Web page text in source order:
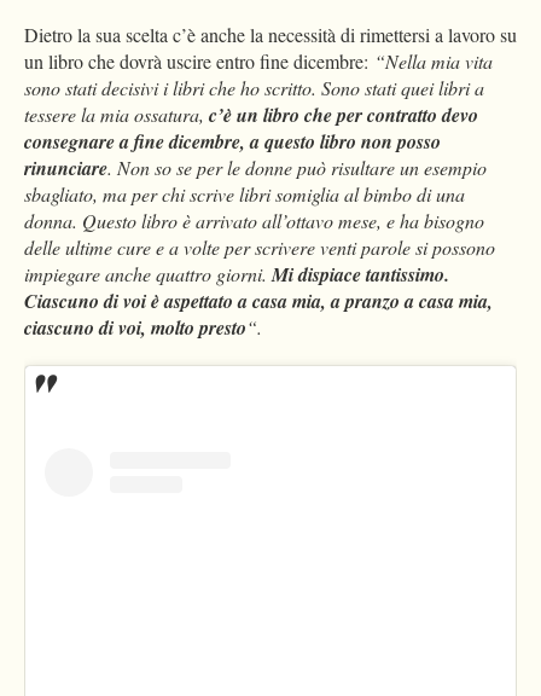
Dietro la sua scelta c’è anche la necessità di rimettersi a lavoro su
un libro che dovrà uscire entro fine dicembre: “Nella mia vita
sono stati decisivi i libri che ho scritto. Sono stati quei libri a
tessere la mia ossatura, c’è un libro che per contratto devo
consegnare a fine dicembre, a questo libro non posso
rinunciare. Non so se per le donne può risultare un esempio
sbagliato, ma per chi scrive libri somiglia al bimbo di una
donna. Questo libro è arrivato all’ottavo mese, e ha bisogno
delle ultime cure e a volte per scrivere venti parole si possono
impiegare anche quattro giorni. Mi dispiace tantissimo.
Ciascuno di voi è aspettato a casa mia, a pranzo a casa mia,
ciascuno di voi, molto presto“.